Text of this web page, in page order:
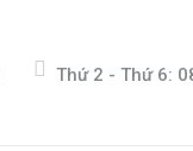
Thứ 2 - Thứ 6: